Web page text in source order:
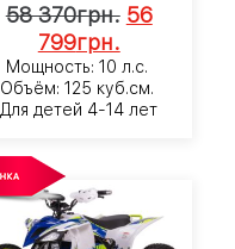
58 370грн. 56
799грн.
Мощность: 10 л.с.
Объём: 125 куб.см.
Для детей 4-14 лет